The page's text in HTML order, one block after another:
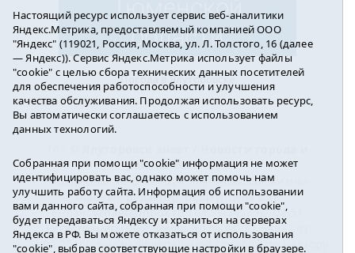
Погода в Ялуторовске
района2016-2023
Учредитель: АНО «ИИЦ « Ялуторовская жизнь».
Главный редактор: Вешкурцева С.П.
E-mail:yznaet@inbox.ruТел.: 8(34535)2-02-51
Регистрационный номер ЭЛ № ФС 77-64937 от
24.02.2016г. выдан Федеральной службой по надзору
Настоящий ресурс использует сервис веб-аналитики
Яндекс.Метрика, предоставляемый компанией ООО
"Яндекс" (119021, Россия, Москва, ул. Л. Толстого, 16 (далее
— Яндекс)). Сервис Яндекс.Метрика использует файлы
"cookie" с целью сбора технических данных посетителей
для обеспечения работоспособности и улучшения
качества обслуживания. Продолжая использовать ресурс,
Вы автоматически соглашаетесь с использованием
данных технологий.
Собранная при помощи "cookie" информация не может
идентифицировать вас, однако может помочь нам
улучшить работу сайта. Информация об использовании
вами данного сайта, собранная при помощи "cookie",
будет передаваться Яндексу и храниться на серверах
Яндекса в РФ. Вы можете отказаться от использования
"cookie", выбрав соответствующие настройки в браузере.